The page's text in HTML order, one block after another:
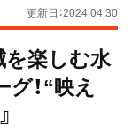
更新日：2024.04.30
を楽しむ水
！“映え